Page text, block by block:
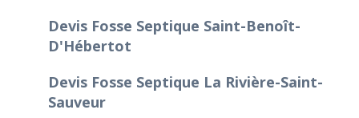
Devis Fosse Septique Saint-Benoît-
D'Hébertot
Devis Fosse Septique La Rivière-Saint-
Sauveur